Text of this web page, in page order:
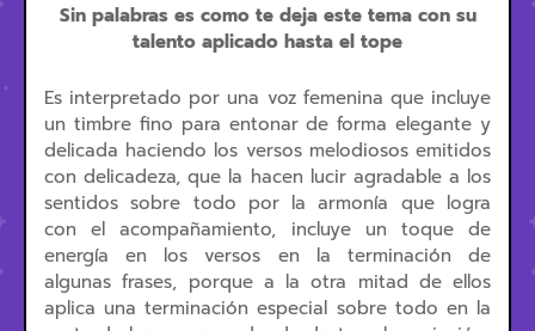
Sin palabras es como te deja este tema con su
talento aplicado hasta el tope
Es interpretado por una voz femenina que incluye
un timbre fino para entonar de forma elegante y
delicada haciendo los versos melodiosos emitidos
con delicadeza, que la hacen lucir agradable a los
sentidos sobre todo por la armonía que logra
con el acompañamiento, incluye un toque de
energía en los versos en la terminación de
algunas frases, porque a la otra mitad de ellos
aplica una terminación especial sobre todo en la